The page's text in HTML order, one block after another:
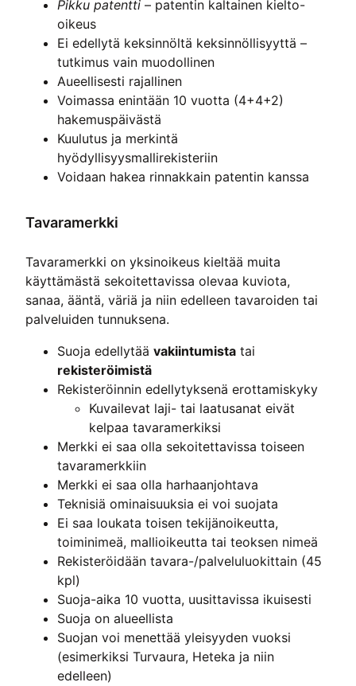
Pikku patentti – patentin kaltainen kielto-
oikeus
Ei edellytä keksinnöltä keksinnöllisyyttä –
tutkimus vain muodollinen
Aueellisesti rajallinen
Voimassa enintään 10 vuotta (4+4+2)
hakemuspäivästä
Kuulutus ja merkintä
hyödyllisyysmallirekisteriin
Voidaan hakea rinnakkain patentin kanssa
Tavaramerkki
Tavaramerkki on yksinoikeus kieltää muita
käyttämästä sekoitettavissa olevaa kuviota,
sanaa, ääntä, väriä ja niin edelleen tavaroiden tai
palveluiden tunnuksena.
Suoja edellytää vakiintumista tai
rekisteröimistä
Rekisteröinnin edellytyksenä erottamiskyky
Kuvailevat laji- tai laatusanat eivät
kelpaa tavaramerkiksi
Merkki ei saa olla sekoitettavissa toiseen
tavaramerkkiin
Merkki ei saa olla harhaanjohtava
Teknisiä ominaisuuksia ei voi suojata
Ei saa loukata toisen tekijänoikeutta,
toiminimeä, mallioikeutta tai teoksen nimeä
Rekisteröidään tavara-/palveluluokittain (45
kpl)
Suoja-aika 10 vuotta, uusittavissa ikuisesti
Suoja on alueellista
Suojan voi menettää yleisyyden vuoksi
(esimerkiksi Turvaura, Heteka ja niin
edelleen)